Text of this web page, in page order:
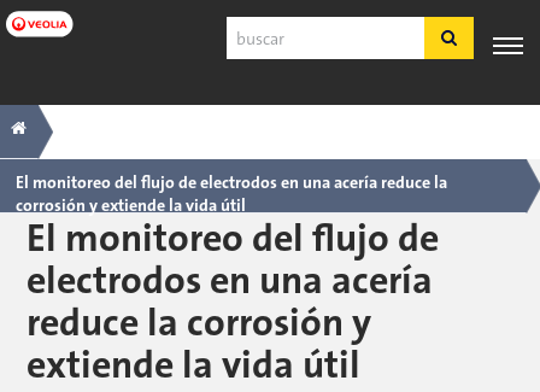
Ir
a
Buscar
Navegación
principal
EXPERIENCIA
Español
SDS
COA
Nosotros
Empleos
Registrarse
Breadcrumb
El monitoreo del flujo de electrodos en una acería reduce la
corrosión y extiende la vida útil
El monitoreo del flujo de
electrodos en una acería
reduce la corrosión y
extiende la vida útil